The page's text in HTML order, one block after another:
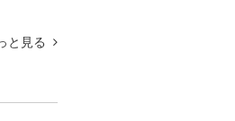
と見る